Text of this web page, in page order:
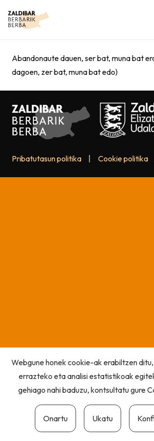
Abandonaute dauen, ser bat, muna bat
dagoen, zer bat, muna bat edo)
Pribatutasun politika Cookie politika
Webgune honek cookie-ak erabiltzen
errazteko eta analisi estatistikoak
gehiago nahi baduzu, kontsultatu gure
Onartu Ukatu